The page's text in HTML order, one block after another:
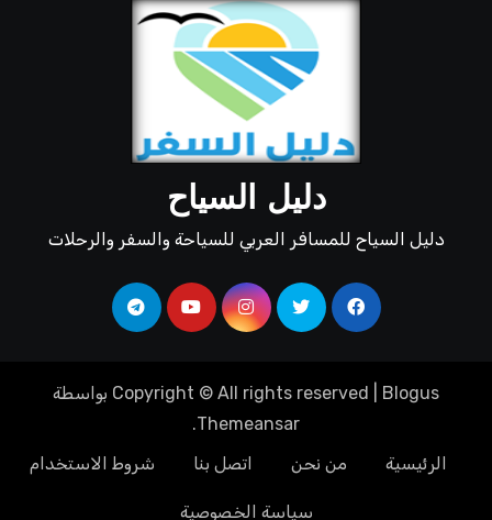
دليل السياح
دليل السياح للمسافر العربي للسياحة والسفر والرحلات
Copyright © All rights reserved Blogus
بواسطة
Themeansar
.
الرئيسية
من نحن اتصل بنا شروط الاستخدام
سياسة الخصوصية